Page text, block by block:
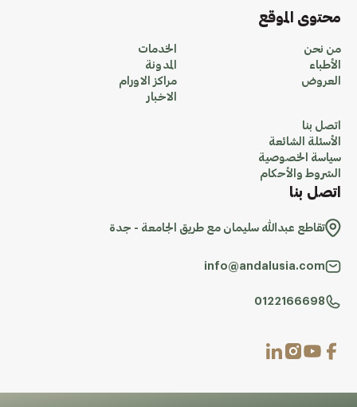
محتوى الموقع
من نحن
الأطباء
العروض
الخدمات
المدونة
مراكز الاورام
الاخبار
اتصل بنا
الأسئلة الشائعة
سياسة الخصوصية
الشروط والأحكام
اتصل بنا
تقاطع عبدالله سليمان مع طريق الجامعة - جدة
info@andalusia.com
0122166698